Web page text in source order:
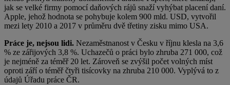
jak se velké firmy pomocí daňových rájů snaží vyhýbat placení daní.
Apple, jehož hodnota se pohybuje kolem 900 mld. USD, vytvořil
mezi lety 2010 a 2017 v průměru dvě třetiny zisku mimo USA.
Práce je, nejsou lidi. Nezaměstnanost v Česku v říjnu klesla na 3,6
% ze zářijových 3,8 %. Uchazečů o práci bylo zhruba 271 000, což
je nejméně za téměř 20 let. Zároveň se zvýšil počet volných míst
oproti září o téměř čtyři tisícovky na zhruba 210 000. Vyplývá to z
údajů Úřadu práce ČR.